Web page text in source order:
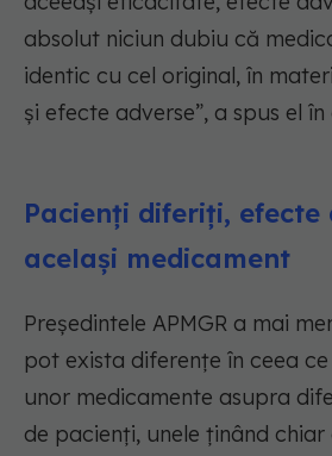
absolut niciun dubiu că
identic cu cel original, în
și efecte adverse”, a spus el
Pacienți diferiți, efecte
același medicament
Președintele APMGR a mai
pot exista diferențe în ceea
unor medicamente asupra
de pacienți, unele ținând